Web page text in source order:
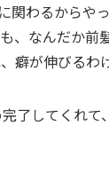
関わるからや
、なんだか
癖が伸びるわ
了してくれ